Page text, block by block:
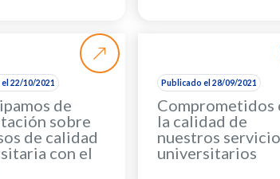
22/10/2021
de
sobre
de calidad
con el
Publicado el 28/09/2021
Comprometidos
la calidad de
nuestros
universitarios